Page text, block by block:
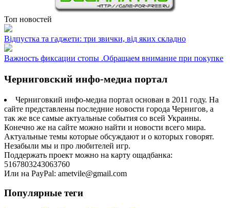
Топ новостей
Відпустка та гаджети: три звички, від яких складно
Важность фиксации стопы .Обращаем внимание при покупке
Черниговский инфо-медиа портал
Черниговкий инфо-медиа портал основан в 2011 году. На
сайте представлены последние новости города Чернигов, а
так же все самые актуальные события со всей Украины.
Конечно же на сайте можно найти и новости всего мира.
Актуальные темы которые обсуждают и о которых говорят.
Незабыли мы и про любителей игр.
Поддержать проект можно на карту ощадбанка:
5167803243063760
Или на PayPal: ametvile@gmail.com
Популярные теги